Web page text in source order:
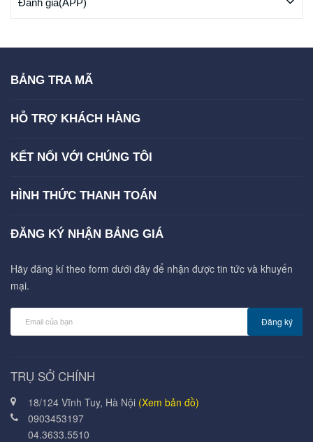
Đánh giá(APP)
BẢNG TRA MÃ
HỖ TRỢ KHÁCH HÀNG
KẾT NỐI VỚI CHÚNG TÔI
HÌNH THỨC THANH TOÁN
ĐĂNG KÝ NHẬN BẢNG GIÁ
Hãy đăng kí theo form dưới đây để nhận được tin tức và khuyến
mại.
Đăng ký
TRỤ SỞ CHÍNH
18/124 Vĩnh Tuy, Hà Nội (Xem bản đồ)
0903453197
04.3633.5510